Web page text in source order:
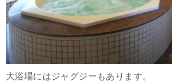
大浴場にはジャグジーもあります。